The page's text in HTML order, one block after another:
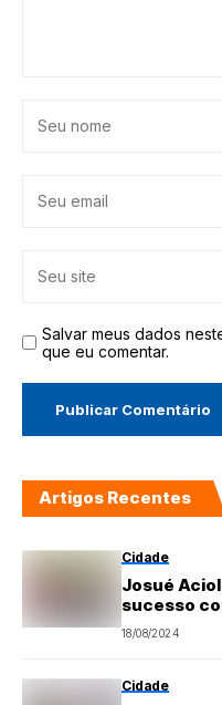
Salvar meus dados
que eu comentar.
Artigos Recentes
Cidade
Josué
sucesso
18/08/2024
Cidade